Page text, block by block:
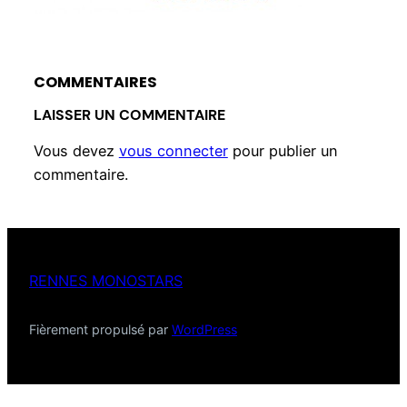
COMMENTAIRES
LAISSER UN COMMENTAIRE
Vous devez vous connecterpour publier un
commentaire.
RENNES MONOSTARS
Fièrement propulsé par WordPress